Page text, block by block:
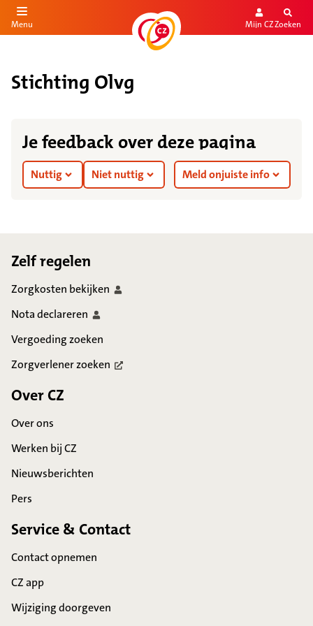
de inhoud
Menu Mijn CZZoeken
Stichting Olvg
Je feedback over deze pagina
Nuttig Niet nuttig Meld onjuiste info
Zelf regelen
Zorgkosten bekijken
Notadeclareren
Vergoeding zoeken
Zorgverlenerzoeken
Over CZ
Over ons
Werken bij CZ
Nieuwsberichten
Pers
Service & Contact
Contact opnemen
CZ app
Wijziging doorgeven